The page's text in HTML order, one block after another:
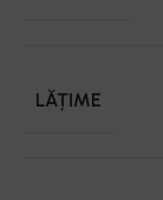
LĂȚIME